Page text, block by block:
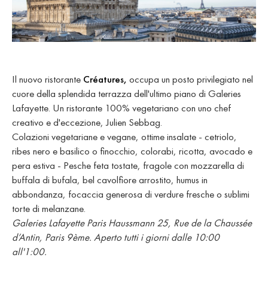
Il nuovo ristorante Créatures, occupa un posto privilegiato nel
cuore della splendida terrazza dell'ultimo piano di Galeries
Lafayette. Un ristorante 100% vegetariano con uno chef
creativo e d'eccezione, Julien Sebbag.
Colazioni vegetariane e vegane, ottime insalate - cetriolo,
ribes nero e basilico o finocchio, colorabi, ricotta, avocado e
pera estiva - Pesche feta tostate, fragole con mozzarella di
buffala di bufala, bel cavolfiore arrostito, humus in
abbondanza, focaccia generosa di verdure fresche o sublimi
torte di melanzane.
Galeries Lafayette Paris Haussmann 25, Rue de la Chaussée
d’Antin, Paris 9ème. Aperto tutti i giorni dalle 10:00
all'1:00.